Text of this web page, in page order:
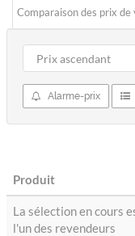
Comparaison des prix de
Alarme-prix
Produit
La sélection en cours
l'un des revendeurs